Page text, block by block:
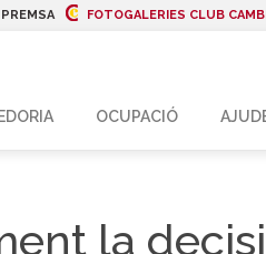
PREMSA FOTOGALERIES CLUB
OCUPACIÓ
la